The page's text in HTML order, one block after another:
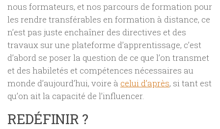
nous formateurs, et nos parcours de formation pour
les rendre transférables en formation à distance, ce
n’est pas juste enchaîner des directives et des
travaux sur une plateforme d’apprentissage, c’est
d’abord se poser la question de ce que l’on transmet
et des habiletés et compétences nécessaires au
monde d’aujourd’hui, voire à celui d’après, si tant est
qu’on ait la capacité de l’influencer.
REDÉFINIR ?